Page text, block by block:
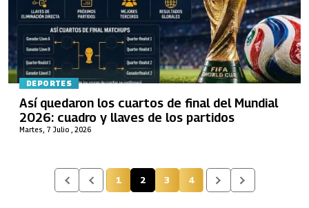
DEPORTES
Martes, 7 Julio , 2026
Así quedaron los cuartos de final del Mundial
2026: cuadro y llaves de los partidos
Página
1 Página actual
2 Página
3 Página
4